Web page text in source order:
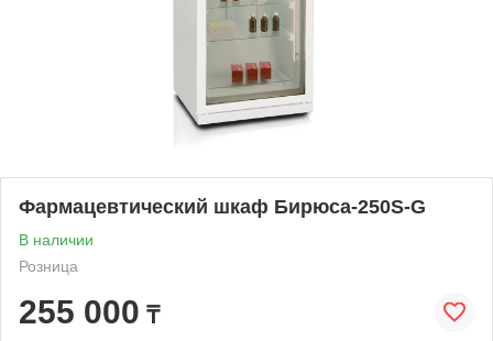
Фармацевтический шкаф Бирюса-250S-G
В наличии
Розница
255 000 ₸